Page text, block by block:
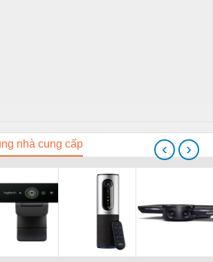
nhà cung cấp ‹ ›